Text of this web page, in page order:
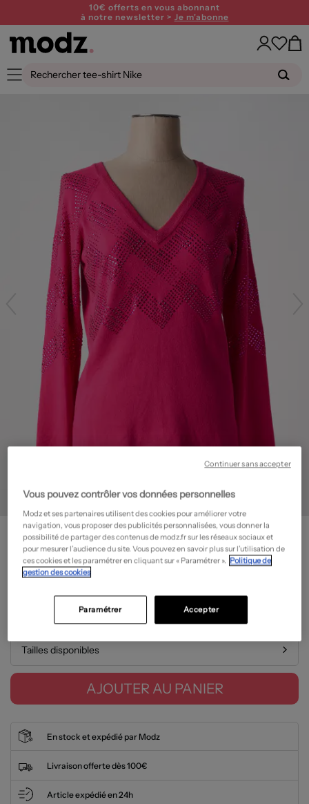
10€ offerts en vous abonnant
à notre newsletter > Je m'abonne
LEO & UGO
Pull - Coupe cintrée- Outlet
38,70€
Guide des tailles
Tailles disponibles
AJOUTER AU PANIER
En stock et expédié par Modz
Livraison offerte dès 100€
Article expédié en 24h
Vous pouvez contrôler vos données personnelles
Modz et ses partenaires utilisent des cookies pour améliorer votre
navigation, vous proposer des publicités personnalisées, vous donner la
possibilité de partager des contenus de modz.fr sur les réseaux sociaux et
pour mesurer l’audience du site. Vous pouvez en savoir plus sur l’utilisation de
ces cookies et les paramétrer en cliquant sur « Paramétrer ». Politique de
gestion des cookies
Accepter
Paramétrer
Continuer sans accepter